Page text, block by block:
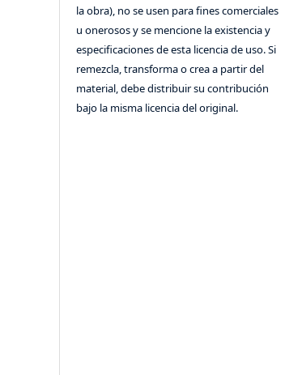
la obra), no se usen para fines comerciales
u onerosos y se mencione la existencia y
especificaciones de esta licencia de uso. Si
remezcla, transforma o crea a partir del
material, debe distribuir su contribución
bajo la misma licencia del original.